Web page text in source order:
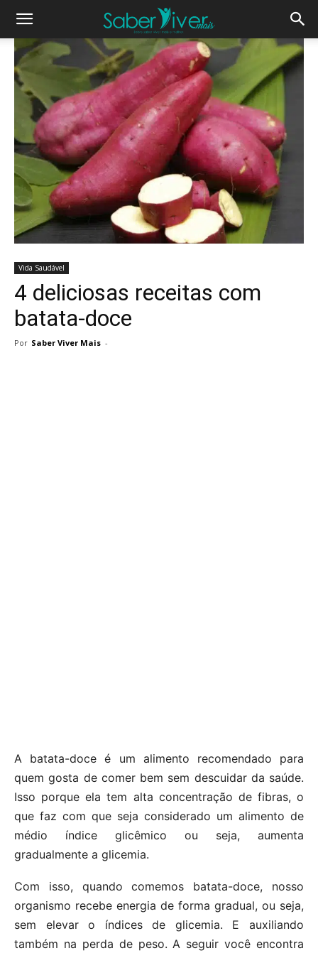
Vida Saudável
4 deliciosas receitas com
batata-doce
Por Saber Viver Mais -
A batata-doce é um alimento recomendado para
quem gosta de comer bem sem descuidar da saúde.
Isso porque ela tem alta concentração de fibras, o
que faz com que seja considerado um alimento de
médio índice glicêmico ou seja, aumenta
gradualmente a glicemia.
Com isso, quando comemos batata-doce, nosso
organismo recebe energia de forma gradual, ou seja,
sem elevar o índices de glicemia. E auxiliando
também na perda de peso. A seguir você encontra